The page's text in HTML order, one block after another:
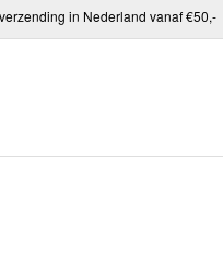
verzending in Nederland vanaf €50,-